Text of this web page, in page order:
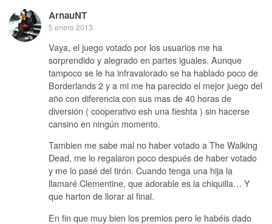
ArnauNT
5 enero 2013
Vaya, el juego votado por los usuarios me ha
sorprendido y alegrado en partes iguales. Aunque
tampoco se le ha infravalorado se ha hablado poco de
Borderlands 2 y a mi me ha parecido el mejor juego del
año con diferencia con sus mas de 40 horas de
diversión ( cooperativo esh una fieshta ) sin hacerse
cansino en ningún momento.
Tambien me sabe mal no haber votado a The Walking
Dead, me lo regalaron poco después de haber votado
y me lo pasé del tirón. Cuando tenga una hija la
llamaré Clementine, que adorable es la chiquilla… Y
que harton de llorar al final.
En fin que muy bien los premios pero le habéis dado